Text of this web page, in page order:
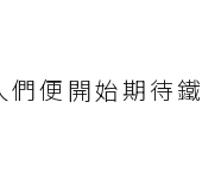
便開始期待鐵